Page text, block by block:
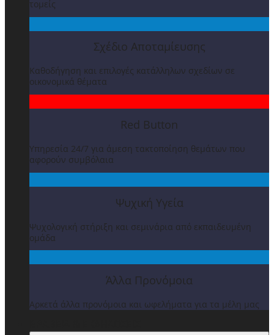
τομείς
Σχέδιο Αποταμίευσης
Καθοδήγηση και επιλογές κατάλληλων σχεδίων σε
οικονομικά θέματα
Red Button
Υπηρεσία 24/7 για άμεση τακτοποίηση θεμάτων που
αφορούν συμβόλαια
Ψυχική Υγεία
Ψυχολογική στήριξη και σεμινάρια από εκπαιδευμένη
ομάδα
Άλλα Προνόμοια
Αρκετά άλλα προνόμοια και ωφελήματα για τα μέλη μας